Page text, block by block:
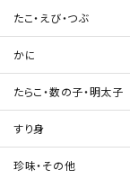
たこ・えび・つぶ
かに
たらこ・数の子・明太子
すり身
珍味・その他